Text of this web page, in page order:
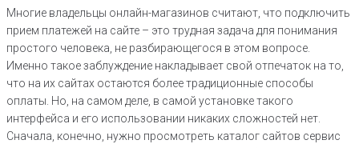
Многие владельцы онлайн-магазинов считают, что подключить
прием платежей на сайте – это трудная задача для понимания
простого человека, не разбирающегося в этом вопросе.
Именно такое заблуждение накладывает свой отпечаток на то,
что на их сайтах остаются более традиционные способы
оплаты. Но, на самом деле, в самой установке такого
интерфейса и его использовании никаких сложностей нет.
Сначала, конечно, нужно просмотреть каталог сайтов сервис